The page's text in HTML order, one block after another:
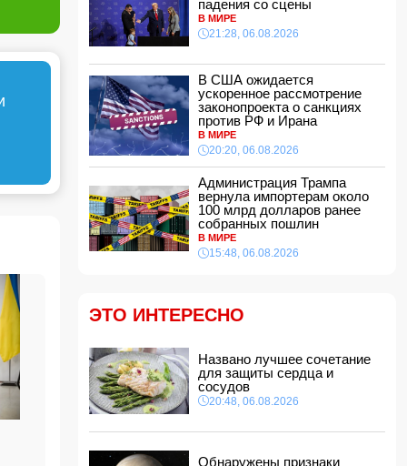
21:16, 06.08.2026
Такер Карлсон обвинил руководство США во
21:00, 06.08.2026
Названо лучшее сочетание для защиты
сердца и сосудов
20:48, 06.08.2026
Салах официально стал игроком
"Трабзонспора": раскрыты детали контракта
В США ожидается ускоренное рассмотрение
законопроекта о санкциях против РФ и Ирана
20:20, 06.08.2026
18:48, 06.08.2026
Чолпон-Атинская декларация укрепит
институциональные основы отношений
между Азербайджаном и Центральной Азией
Стала известна дата II этапа вступительного
падения со сцены
В МИРЕ
21:28, 06.08.2026
В США ожидается
ускоренное рассмотрение
законопроекта о санкциях
против РФ и Ирана
В МИРЕ
20:20, 06.08.2026
Администрация Трампа
вернула импортерам около
100 млрд долларов ранее
собранных пошлин
В МИРЕ
15:48, 06.08.2026
ЭТО ИНТЕРЕСНО
Названо лучшее сочетание
для защиты сердца и
сосудов
20:48, 06.08.2026
Обнаружены признаки